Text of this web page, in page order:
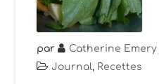
par Catherine Emery
Journal, Recettes